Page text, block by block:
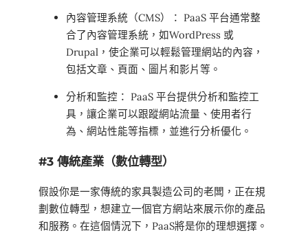
內容管理系統（CMS）： PaaS 平台通常整
合了內容管理系統，如WordPress 或
Drupal，使企業可以輕鬆管理網站的內容，
包括文章、頁面、圖片和影片等。
分析和監控： PaaS 平台提供分析和監控工
具，讓企業可以跟蹤網站流量、使用者行
為、網站性能等指標，並進行分析優化。
#3 傳統產業（數位轉型）
假設你是一家傳統的家具製造公司的老闆，正在規
劃數位轉型，想建立一個官方網站來展示你的產品
和服務。在這個情況下，PaaS將是你的理想選擇。